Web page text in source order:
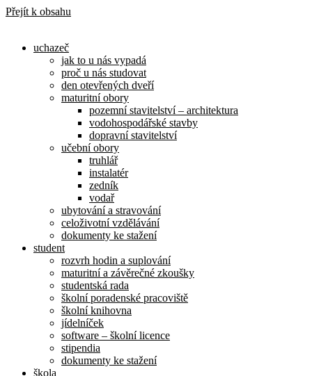
Přejít k obsahu
uchazeč
jak to u nás vypadá
proč u nás studovat
den otevřených dveří
maturitní obory
pozemní stavitelství – architektura
vodohospodářské stavby
dopravní stavitelství
učební obory
truhlář
instalatér
zedník
vodař
ubytování a stravování
celoživotní vzdělávání
dokumenty ke stažení
student
rozvrh hodin a suplování
maturitní a závěrečné zkoušky
studentská rada
školní poradenské pracoviště
školní knihovna
jídelníček
software – školní licence
stipendia
dokumenty ke stažení
škola